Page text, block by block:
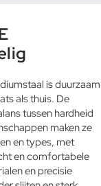
is duurzaam
als thuis. De
tussen hardheid
maken ze
en types, met
en comfortabele
en precisie